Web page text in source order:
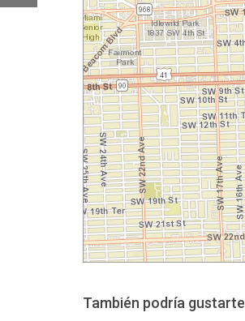
También podría gustarte